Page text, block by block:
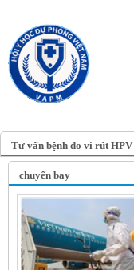
Tư vấn bệnh do vi rút HPV
chuyến bay